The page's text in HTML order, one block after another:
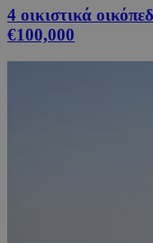
4 οικιστικά
€100,000